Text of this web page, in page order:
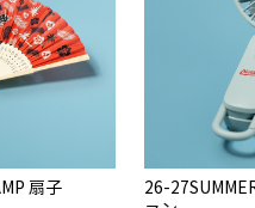
扇子
NEW
完売
26-